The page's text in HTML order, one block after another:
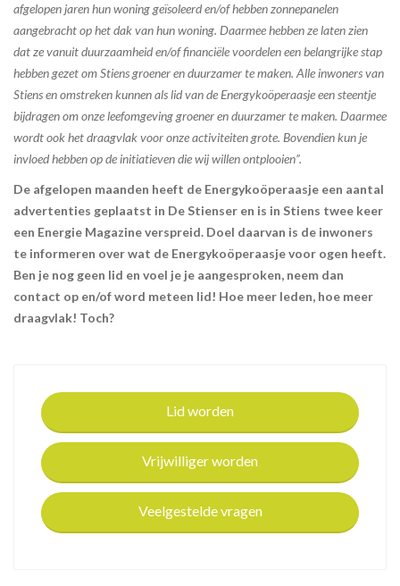
afgelopen jaren hun woning geïsoleerd en/of hebben zonnepanelen
aangebracht op het dak van hun woning. Daarmee hebben ze laten zien
dat ze vanuit duurzaamheid en/of financiële voordelen een belangrijke stap
hebben gezet om Stiens groener en duurzamer te maken. Alle inwoners van
Stiens en omstreken kunnen als lid van de Energykoöperaasje een steentje
bijdragen om onze leefomgeving groener en duurzamer te maken. Daarmee
wordt ook het draagvlak voor onze activiteiten grote. Bovendien kun je
invloed hebben op de initiatieven die wij willen ontplooien”.
De afgelopen maanden heeft de Energykoöperaasje een aantal
advertenties geplaatst in De Stienser en is in Stiens twee keer
een Energie Magazine verspreid. Doel daarvan is de inwoners
te informeren over wat de Energykoöperaasje voor ogen heeft.
Ben je nog geen lid en voel je je aangesproken, neem dan
contact op en/of word meteen lid! Hoe meer leden, hoe meer
draagvlak! Toch?
Lid worden
Vrijwilliger worden
Veelgestelde vragen